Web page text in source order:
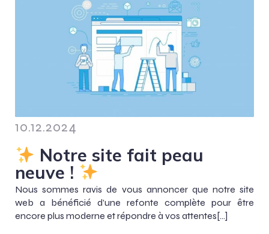
10.12.2024
Notre site fait peau
neuve !
Nous sommes ravis de vous annoncer que notre site
web a bénéficié d’une refonte complète pour être
encore plus moderne et répondre à vos attentes[…]